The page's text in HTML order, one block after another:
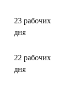
23 рабочих
дня
22 рабочих
дня